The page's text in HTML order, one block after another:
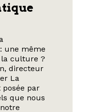
une même
culture ?
directeur
La
posée par
que nous